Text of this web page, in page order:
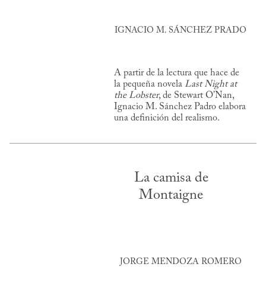
IGNACIO M. SÁNCHEZ PRADO
A partir de la lectura que hace de
la pequeña novela Last Night at
the Lobster, de Stewart O’Nan,
Ignacio M. Sánchez Padro elabora
una definición del realismo.
La camisa de
Montaigne
JORGE MENDOZA ROMERO